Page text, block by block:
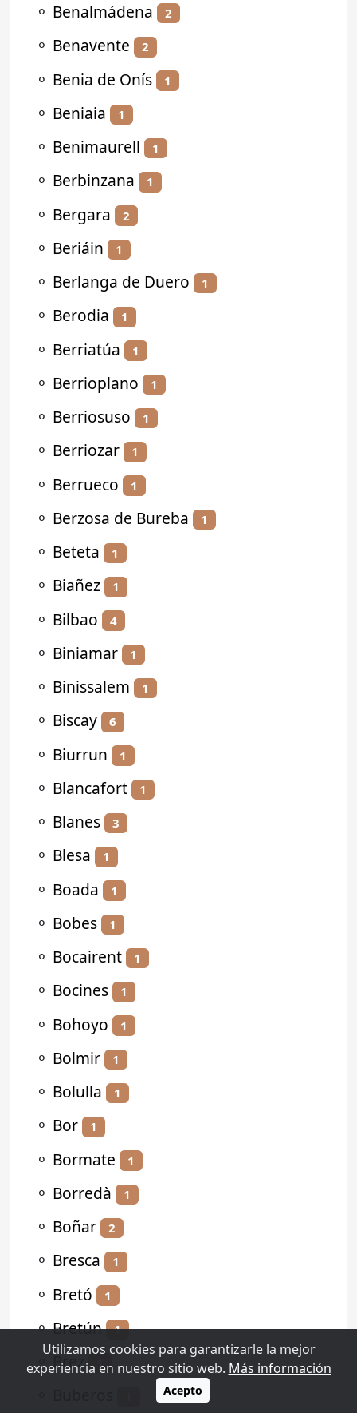
⚬ Benalmádena 2
⚬ Benavente 2
⚬ Benia de Onís 1
⚬ Beniaia 1
⚬ Benimaurell 1
⚬ Berbinzana 1
⚬ Bergara 2
⚬ Beriáin 1
⚬ Berlanga de Duero 1
⚬ Berodia 1
⚬ Berriatúa 1
⚬ Berrioplano 1
⚬ Berriosuso 1
⚬ Berriozar 1
⚬ Berrueco 1
⚬ Berzosa de Bureba 1
⚬ Beteta 1
⚬ Biañez 1
⚬ Bilbao 4
⚬ Biniamar 1
⚬ Binissalem 1
⚬ Biscay 6
⚬ Biurrun 1
⚬ Blancafort 1
⚬ Blanes 3
⚬ Blesa 1
⚬ Boada 1
⚬ Bobes 1
⚬ Bocairent 1
⚬ Bocines 1
⚬ Bohoyo 1
⚬ Bolmir 1
⚬ Bolulla 1
⚬ Bor 1
⚬ Bormate 1
⚬ Borredà 1
⚬ Boñar 2
⚬ Bresca 1
⚬ Bretó 1
⚬Bretún 1
⚬Brez 1
Utilizamos cookies para garantizarle la mejor
experiencia en nuestro sitio web. Más información
Acepto